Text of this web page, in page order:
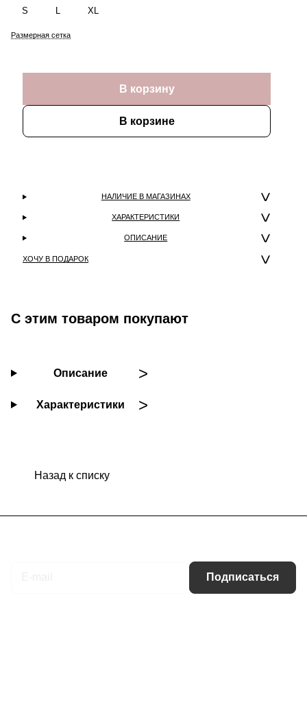
S L XL
Размерная сетка
В корзину
В корзине
НАЛИЧИЕ В МАГАЗИНАХ
ХАРАКТЕРИСТИКИ
ОПИСАНИЕ
ХОЧУ В ПОДАРОК
С этим товаром покупают
Описание
Характеристики
Назад к списку
Подписаться